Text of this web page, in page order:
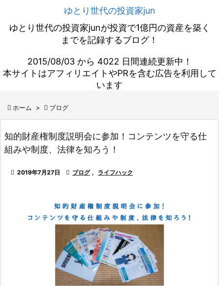
ゆとり世代の投資家jun
ゆとり世代の投資家junが投資で1億円の資産を築く
までを記録するブログ！
2015/08/03 から 4022 日間連続更新中！
本サイトはアフィリエイトやPRを含む広告を利用して
います
 ホーム >  ブログ
知的財産権制度説明会に参加！コンテンツを守る仕
組みや制度、法律を知ろう！
 2019年7月27日  ブログ , ライフハック